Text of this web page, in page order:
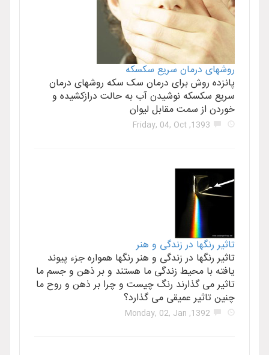
روشهای درمان سریع سکسکه
پانزده روش برای درمان سک سکه روشهای درمان
سریع سکسکه نوشیدن آب به حالت درازکشیده و
خوردن از سمت مقابل لیوان
1393, Friday, 04, Oct
تاثیر رنگها در زندگی و هنر
تاثیر رنگها در زندگی و هنر رنگها همواره جزء پیوند
یافته با محیط زندگی ما هستند و بر ذهن و جسم ما
تاثیر می گذارند رنگ چیست و چرا بر ذهن و روح ما
چنین تاثیر عمیقی می گذارد؟
1392, Monday, 02, Jan